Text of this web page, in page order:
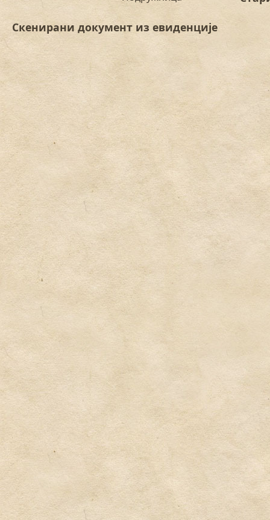
Скенирани документ из евиденције